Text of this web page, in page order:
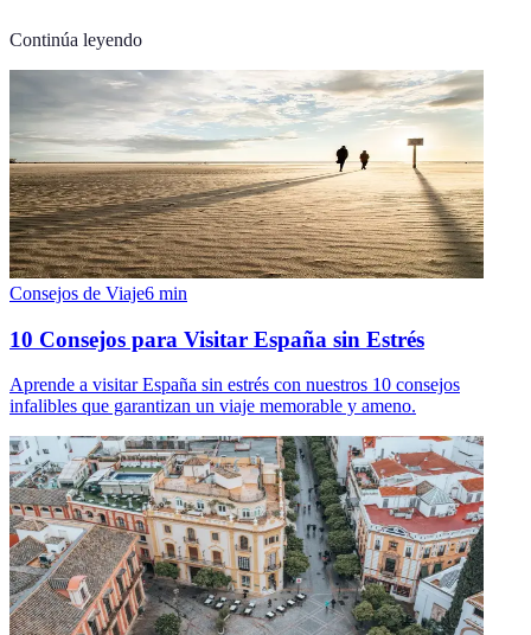
Continúa leyendo
Consejos de Viaje6 min
10 Consejos para Visitar España sin Estrés
Aprende a visitar España sin estrés con nuestros 10 consejos
infalibles que garantizan un viaje memorable y ameno.